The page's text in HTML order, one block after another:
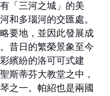
「三河之城」的美
和多瑙河的交匯處。
要地，並因此發展成
昔日的繁榮景象至今
繽紛的洛可可式建
斯蒂芬大教堂之中，
之一。帕紹也是兩國